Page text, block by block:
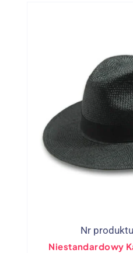
Nr
Niestandardowy